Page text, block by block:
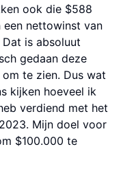
ook die $588
nettowinst van
is absoluut
gedaan deze
te zien. Dus wat
kijken hoeveel ik
verdiend met het
Mijn doel voor
$100.000 te